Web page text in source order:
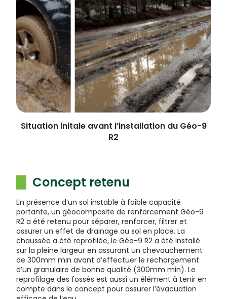
Situation initale avant l’installation du Géo-9
R2
Concept retenu
En présence d’un sol instable à faible capacité
portante, un géocomposite de renforcement Géo-9
R2 a été retenu pour séparer, renforcer, filtrer et
assurer un effet de drainage au sol en place. La
chaussée a été reprofilée, le Géo-9 R2 a été installé
sur la pleine largeur en assurant un chevauchement
de 300mm min avant d’effectuer le rechargement
d’un granulaire de bonne qualité (300mm min). Le
reprofilage des fossés est aussi un élément à tenir en
compte dans le concept pour assurer l’évacuation